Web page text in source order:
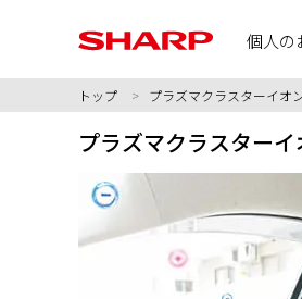
個人の
トップ プラズマクラスターイオ
プラズマクラスター